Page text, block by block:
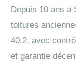
Depuis 10 ans à
toitures
40.2, avec
et garantie